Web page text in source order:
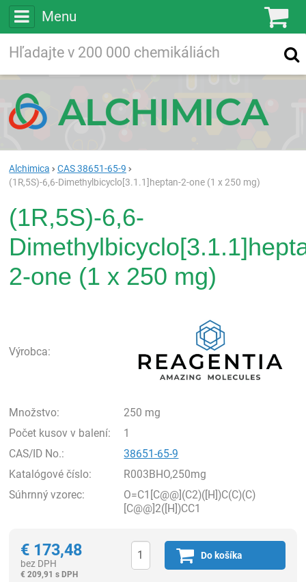
Menu
Vyhľadávanie
Alchimica
CAS 38651-65-9
(1R,5S)-6,6-Dimethylbicyclo[3.1.1]heptan-2-one (1 x 250 mg)
(1R,5S)-6,6-
2-one (1 x 250 mg)
Výrobca:
Množstvo:
250 mg
Počet kusov v balení:
1
CAS/ID No.:
38651-65-9
Katalógové číslo:
R003BHO,250mg
Súhrnný vzorec:
O=C1[C@@](C2)([H])C(C)(C)
[C@@]2([H])CC1
€ 173,48
bez DPH
€ 209,91 s DPH
Do košíka